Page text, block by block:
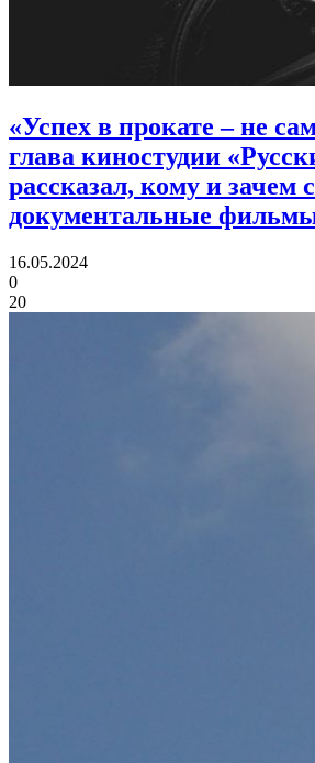
«Успех в прокате – не
глава киностудии
рассказал, кому и зачем
документальные
16.05.2024
0
20